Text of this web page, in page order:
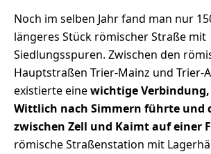
Noch im selben Jahr fand man nur
längeres Stück römischer Straße mit
Siedlungsspuren. Zwischen den
Hauptstraßen Trier-Mainz und Trier-
existierte einewichtige
Wittlich nach Simmern führte und
zwischen Zell und Kaimt auf einer
römische Straßenstation mit